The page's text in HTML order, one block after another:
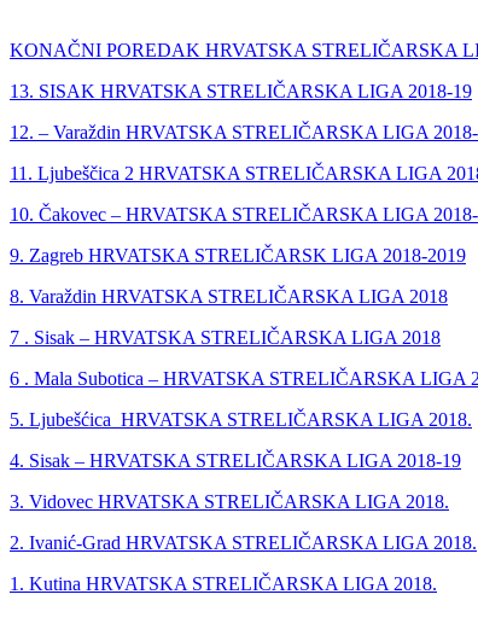
KONAČNI POREDAK HRVATSKA STRELIČARSKA
13. SISAK HRVATSKA STRELIČARSKA LIGA 2018-19
12. – Varaždin HRVATSKA STRELIČARSKA LIGA
11. Ljubeščica 2 HRVATSKA STRELIČARSKA LIGA
10. Čakovec – HRVATSKA STRELIČARSKA LIGA
9. Zagreb HRVATSKA STRELIČARSK LIGA 2018-2019
8. Varaždin HRVATSKA STRELIČARSKA LIGA 2018
7 . Sisak – HRVATSKA STRELIČARSKA LIGA 2018
6 . Mala Subotica – HRVATSKA STRELIČARSKA LIGA
5. Ljubešćica HRVATSKA STRELIČARSKA LIGA 2018.
4. Sisak – HRVATSKA STRELIČARSKA LIGA 2018-19
3. Vidovec HRVATSKA STRELIČARSKA LIGA 2018.
2. Ivanić-Grad HRVATSKA STRELIČARSKA LIGA 2018.
1. Kutina HRVATSKA STRELIČARSKA LIGA 2018.